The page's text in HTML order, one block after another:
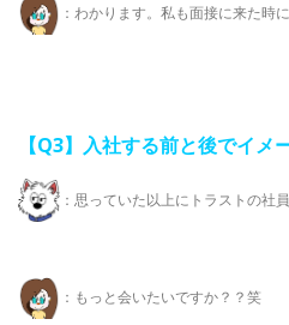
：わかります。私も面接に来た時
【Q3】入社する前と後でイメ
：思っていた以上にトラストの社
：もっと会いたいですか？？笑